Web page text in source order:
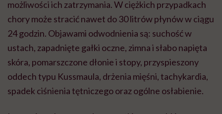
możliwości ich zatrzymania. W ciężkich przypadkach
chory może stracić nawet do 30 litrów płynów w ciągu
24 godzin. Objawami odwodnienia są: suchość w
ustach, zapadnięte gałki oczne, zimna i słabo napięta
skóra, pomarszczone dłonie i stopy, przyspieszony
oddech typu Kussmaula, drżenia mięśni, tachykardia,
spadek ciśnienia tętniczego oraz ogólne osłabienie.